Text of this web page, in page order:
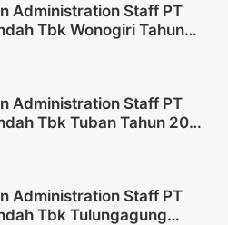
Administration Staff PT
Tbk Wonogiri Tahun
Administration Staff PT
Tbk Tuban Tahun 2025
Administration Staff PT
Tbk Tulungagung